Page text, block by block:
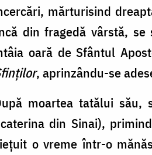
mărturisind
din fragedă vârstă, se
oară de Sfântul
, aprinzându-se
moartea tatălui său,
din Sinai),
o vreme într-o